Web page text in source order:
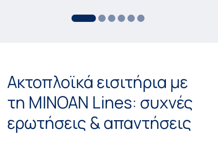
Ακτοπλοϊκά εισιτήρια με
τη MINOAN Lines: συχνές
ερωτήσεις & απαντήσεις